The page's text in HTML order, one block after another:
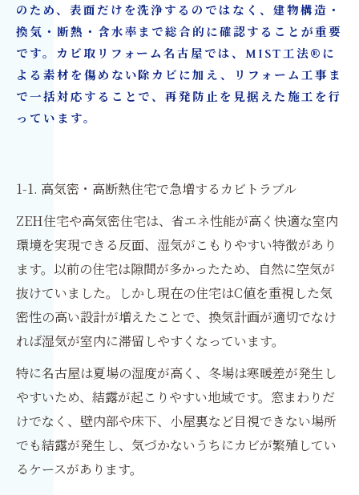
のため、表面だけを洗浄するのではなく、建物構造・
換気・断熱・含水率まで総合的に確認することが重要
です。カビ取リフォーム名古屋では、MIST工法®に
よる素材を傷めない除カビに加え、リフォーム工事ま
で一括対応することで、再発防止を見据えた施工を行
っています。
1-1. 高気密・高断熱住宅で急増するカビトラブル
ZEH住宅や高気密住宅は、省エネ性能が高く快適な室内
環境を実現できる反面、湿気がこもりやすい特徴があり
ます。以前の住宅は隙間が多かったため、自然に空気が
抜けていました。しかし現在の住宅はC値を重視した気
密性の高い設計が増えたことで、換気計画が適切でなけ
れば湿気が室内に滞留しやすくなっています。
特に名古屋は夏場の湿度が高く、冬場は寒暖差が発生し
やすいため、結露が起こりやすい地域です。窓まわりだ
けでなく、壁内部や床下、小屋裏など目視できない場所
でも結露が発生し、気づかないうちにカビが繁殖してい
るケースがあります。